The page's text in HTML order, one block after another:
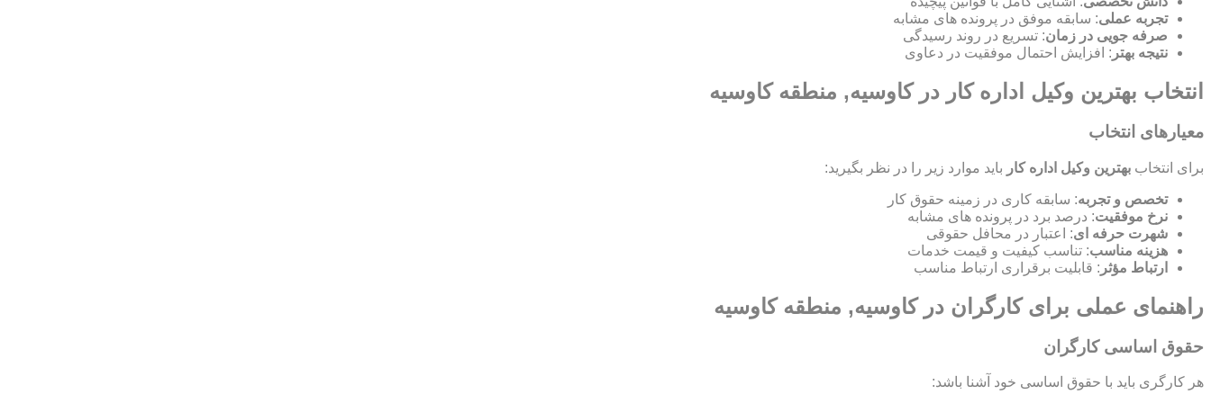
تجربه عملی: سابقه موفق در پرونده های مشابه
صرفه جویی در زمان: تسریع در روند رسیدگی
نتیجه بهتر : افزایش احتمال موفقیت در دعاوی
انتخاب بهترین وکیل اداره کار در کاوسیه, منطقه کاوسیه
معیارهای انتخاب
برای انتخاب بهترین وکیل اداره کار باید موارد زیر را در نظر بگیرید:
تخصص و تجربه: سابقه کاری در زمینه حقوق کار
نرخ موفقیت: درصد برد در پرونده های مشابه
شهرت حرفه ای: اعتبار در محافل حقوقی
هزینه مناسب: تناسب کیفیت و قیمت خدمات
ارتباط مؤثر : قابلیت برقراری ارتباط مناسب
راهنمای عملی برای کارگران در کاوسیه, منطقه کاوسیه
حقوق اساسی کارگران
هر کارگری باید با حقوق اساسی خود آشنا باشد: